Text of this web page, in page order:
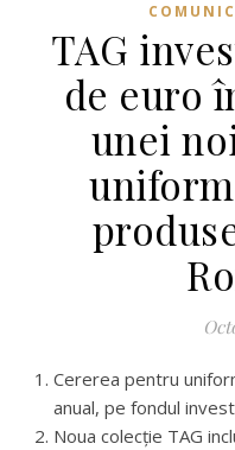
TAG
de euro
unei
Cererea pentru
anual, pe fondul
Noua colecție TAG